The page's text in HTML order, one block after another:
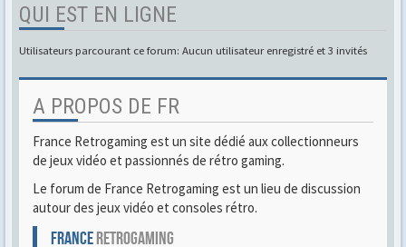
QUI EST EN LIGNE
Utilisateurs parcourant ce forum: Aucun utilisateur enregistré et 3 invités
A PROPOS DE FR
France Retrogaming est un site dédié aux collectionneurs
de jeux vidéo et passionnés de rétro gaming.
Le forum de France Retrogaming est un lieu de discussion
autour des jeux vidéo et consoles rétro.
FRANCERETROGAMING